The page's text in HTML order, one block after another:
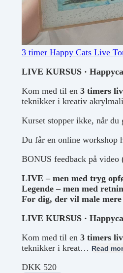
3 timer Happy Cats Live
LIVE KURSUS ·
Kom med til en 3 timers
teknikker i kreativ
Kurset stopper ikke, når du
Du får en online workshop
BONUS feedback på
LIVE – men med tryg
Legende – men med
For dig, der vil male
LIVE KURSUS ·
Kom med til en 3 timers
teknikker i kreat… Read
DKK 520